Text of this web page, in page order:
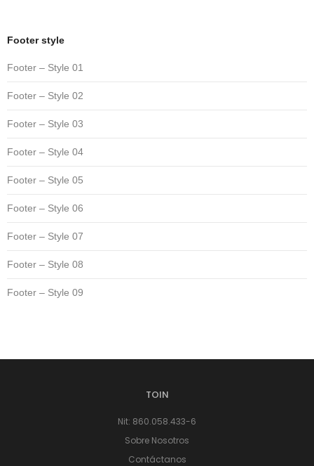
Footer style
Footer – Style 01
Footer – Style 02
Footer – Style 03
Footer – Style 04
Footer – Style 05
Footer – Style 06
Footer – Style 07
Footer – Style 08
Footer – Style 09
TOIN
Nit: 860.058.433-6
Sobre Nosotros
Contáctanos